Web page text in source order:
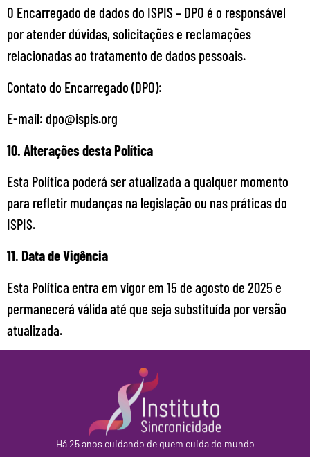
O Encarregado de dados do ISPIS – DPO é o responsável
por atender dúvidas, solicitações e reclamações
relacionadas ao tratamento de dados pessoais.
Contato do Encarregado (DPO):
E-mail: dpo@ispis.org
10. Alterações desta Política
Esta Política poderá ser atualizada a qualquer momento
para refletir mudanças na legislação ou nas práticas do
ISPIS.
11. Data de Vigência
Esta Política entra em vigor em 15 de agosto de 2025 e
permanecerá válida até que seja substituída por versão
atualizada.
Há 25 anos cuidando de quem cuida do mundo